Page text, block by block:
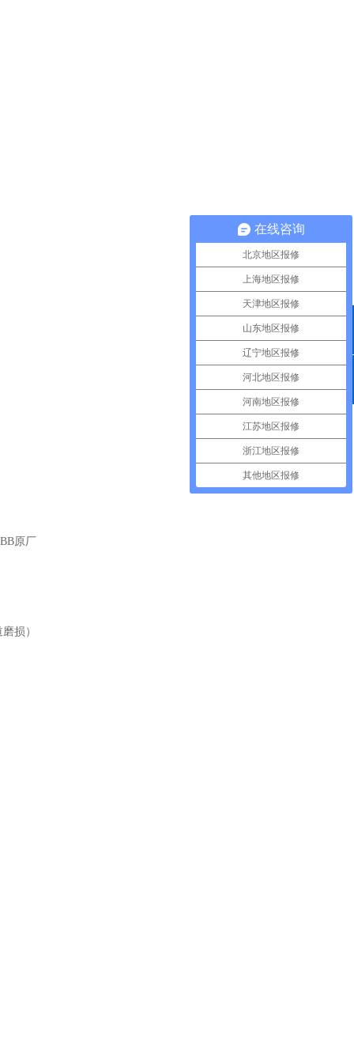
原厂
损）
QQ咨询
400电话
在线咨询
北京地区报修
上海地区报修
天津地区报修
山东地区报修
辽宁地区报修
河北地区报修
河南地区报修
江苏地区报修
浙江地区报修
其他地区报修